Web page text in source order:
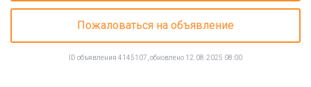
Пожаловаться на объявление
ID объявления 4145107, обновлено 12.08.2025 08:00